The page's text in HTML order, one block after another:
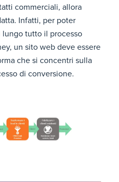
commerciali, allora
Infatti, per poter
tutto il processo
un sito web deve essere
che si concentri sulla
di conversione.